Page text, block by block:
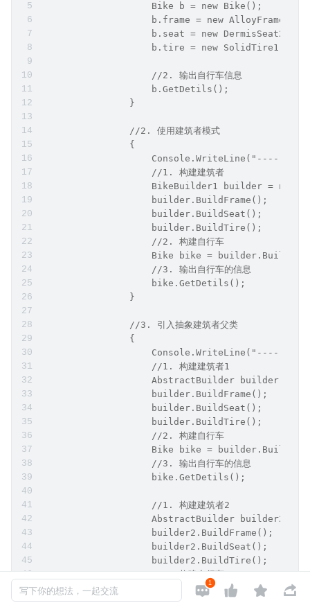
                    Bike b = new Bike();
                    b.frame = new AlloyFrame1();
                    b.seat = new DermisSeat2();
                    b.tire = new SolidTire1();
                    //2. 输出自行车信息
                    b.GetDetils();
                }
                //2. 使用建筑者模式
                {
                    //1. 构建建筑者
BikeBuilder1 builder = new
                    builder.BuildFrame();
                    builder.BuildSeat();
                    builder.BuildTire();
                    //2. 构建自行车
                    Bike bike = builder.Build();
                    //3. 输出自行车的信息
                    bike.GetDetils();
                }
                //3. 引入抽象建筑者父类
                {
                    //1. 构建建筑者1
AbstractBuilder builder =
                    builder.BuildFrame();
                    builder.BuildSeat();
                    builder.BuildTire();
                    //2. 构建自行车
                    Bike bike = builder.Build();
                    //3. 输出自行车的信息
                    bike.GetDetils();
                    //1. 构建建筑者2
AbstractBuilder builder2 =
                    builder2.BuildFrame();
                    builder2.BuildSeat();
                    builder2.BuildTire();
                    //2. 构建自行车
Bike bike2 =
                    //3. 输出自行车的信息
写下你的想法，一起交流 
1   